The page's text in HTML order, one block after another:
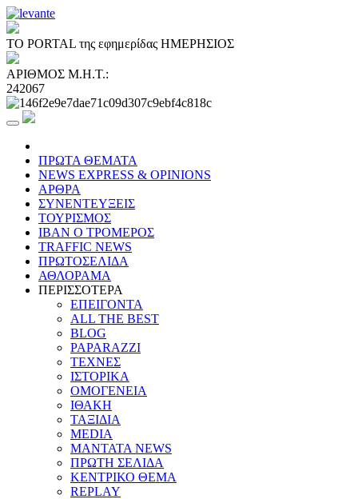
ΤΟ PORTAL της εφημερίδας ΗΜΕΡΗΣΙΟΣ
ΑΡΙΘΜΟΣ Μ.Η.Τ.:
242067
ΠΡΩΤΑ ΘΕΜΑΤΑ
NEWS EXPRESS & OPINIONS
ΑΡΘΡΑ
ΣΥΝΕΝΤΕΥΞΕΙΣ
ΤΟΥΡΙΣΜΟΣ
ΙΒΑΝ Ο ΤΡΟΜΕΡΟΣ
TRAFFIC NEWS
ΠΡΩΤΟΣΕΛΙΔΑ
ΑΘΛΟΡΑΜΑ
ΠΕΡΙΣΣΟΤΕΡΑ
ΕΠΕΙΓΟΝΤΑ
ALL THE BEST
BLOG
PAPARAZZI
ΤΕΧΝΕΣ
ΙΣΤΟΡΙΚΑ
ΟΜΟΓΕΝΕΙΑ
ΙΘΑΚΗ
ΤΑΞΙΔΙΑ
MEDIA
MANTATA NEWS
ΠΡΩΤΗ ΣΕΛΙΔΑ
ΚΕΝΤΡΙΚΟ ΘΕΜΑ
REPLAY